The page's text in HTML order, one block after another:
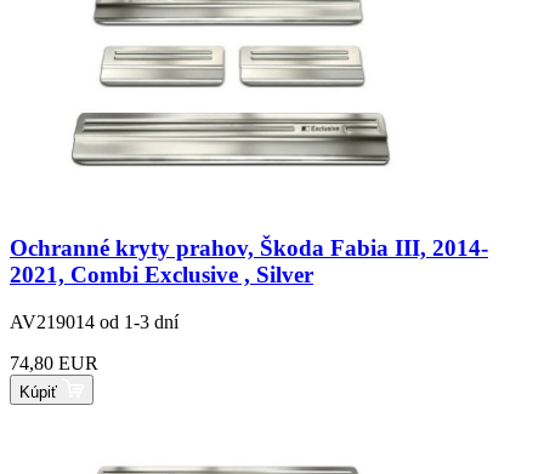
Ochranné kryty prahov, Škoda Fabia III, 2014-
2021, Combi Exclusive , Silver
AV219014 od 1-3 dní
74,80 EUR
Kúpiť